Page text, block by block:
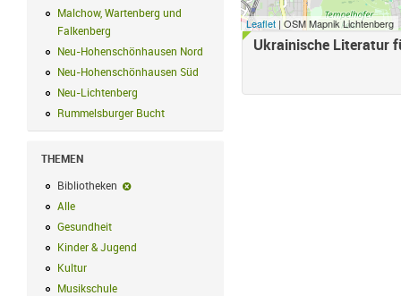
Malchow, Wartenberg und
Falkenberg Malchow, Wartenberg und Falkenberg Filter anwenden
Neu-Hohenschönhausen Nord
Neu-Hohenschönhausen Nord Filter
Neu-Hohenschönhausen Süd
Neu-Lichtenberg Neu-Lichtenberg Filter anwenden
Rummelsburger Bucht
THEMEN
Bibliotheken
Alle
Gesundheit
Kinder & Jugend
Kultur
Musikschule
Leaflet | OSM Mapnik Lichtenberg
Ukrainische Literatur